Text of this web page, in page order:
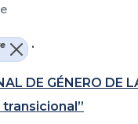
.
DE GÉNERO DE